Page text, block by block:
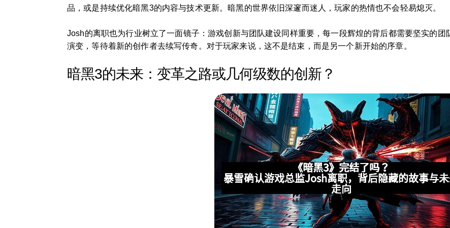
品，或是持续优化暗黑3的内容与技术更新。暗黑的世界依旧深邃而迷人，玩家的热情也不会轻易熄灭。
Josh的离职也为行业树立了一面镜子：游戏创新与团队建设同样重要，每一段辉煌的背后都需要坚实的
演变，等待着新的创作者去续写传奇。对于玩家来说，这不是结束，而是另一个新开始的序章。
暗黑3的未来：变革之路或几何级数的创新？